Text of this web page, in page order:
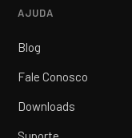
AJUDA
Blog
Fale Conosco
Downloads